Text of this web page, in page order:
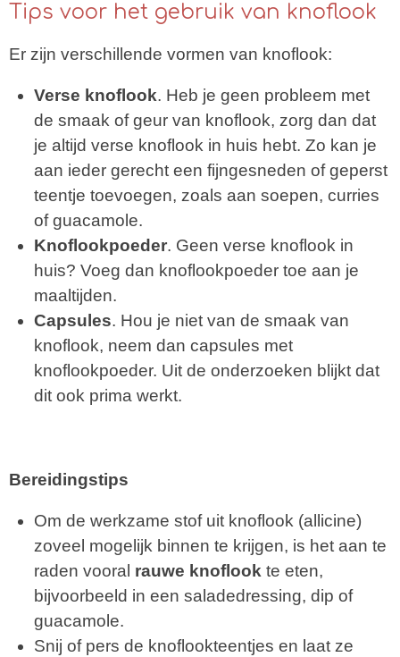
Tips voor het gebruik van knoflook
Er zijn verschillende vormen van knoflook:
Verse knoflook. Heb je geen probleem met
de smaak of geur van knoflook, zorg dan dat
je altijd verse knoflook in huis hebt. Zo kan je
aan ieder gerecht een fijngesneden of geperst
teentje toevoegen, zoals aan soepen, curries
of guacamole.
Knoflookpoeder. Geen verse knoflook in
huis? Voeg dan knoflookpoeder toe aan je
maaltijden.
Capsules. Hou je niet van de smaak van
knoflook, neem dan capsules met
knoflookpoeder. Uit de onderzoeken blijkt dat
dit ook prima werkt.
Bereidingstips
Om de werkzame stof uit knoflook (allicine)
zoveel mogelijk binnen te krijgen, is het aan te
raden vooral rauwe knoflook te eten,
bijvoorbeeld in een saladedressing, dip of
guacamole.
Snij of pers de knoflookteentjes en laat ze